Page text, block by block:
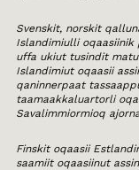
Svenskit, norskit
Islandimiulli oqaasiinik
uffa ukiut tusindit
Islandimiut oqaasii
qaninnerpaat
taamaakkaluartorli
Savalimmiormioq
Finskit oqaasii
saamiit oqaasiinut